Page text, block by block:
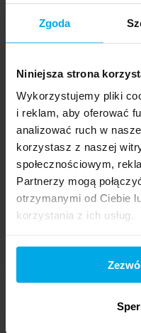
Zgoda
Niniejsza strona
Wykorzystujemy pliki
i reklam, aby oferować
analizować ruch w
korzystasz z naszej
społecznościowym,
Partnerzy mogą
otrzymanymi od Ciebie
korzystania z ich usług.
24.03.2025
Czy kontener
na garaż?
Kontenery
zastosowanie w
zaczęły być